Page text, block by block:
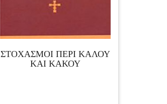
ΣΤΟΧΑΣΜΟΙ ΠΕΡΙ ΚΑΛΟΥ
ΚΑΙ ΚΑΚΟΥ